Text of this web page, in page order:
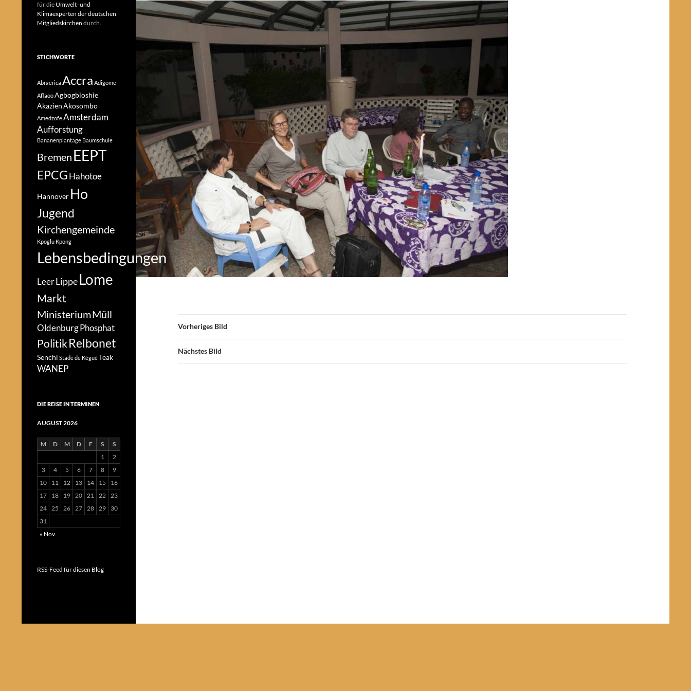
Vorheriges Bild
Nächstes Bild
für die Umwelt- und
Klimaexperten der deutschen
Mitgliedskirchen durch.
STICHWORTE
Abraerica Accra Adigome
AflaooAgbogbloshie
AkazienAkosombo
AmedzofeAmsterdam
Aufforstung
Bananenplantage Baumschule
Bremen EEPT
EPCG Hahotoe
Hannover Ho
Jugend
Kirchengemeinde
Kpoglu Kpong
Lebensbedingungen
LeerLippeLome
Markt
MinisteriumMüll
OldenburgPhosphat
PolitikRelbonet
Senchi Stade de KéguéTeak
WANEP
DIE REISE IN TERMINEN
AUGUST 2026
M D M D F S
S
1
2
3
4 5 6 7 8
9
10
11 12 13 14 15
16
17
18 19 20 21 22
23
24
25 26 27 28 29
30
31
« Nov.
RSS-Feed für diesen Blog